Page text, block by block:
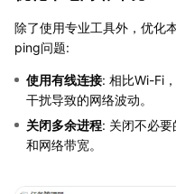
除了使用专业工具外，优化
ping问题:
使用有线连接: 相比Wi-Fi
干扰导致的网络波动。
关闭多余进程: 关闭不必
和网络带宽。